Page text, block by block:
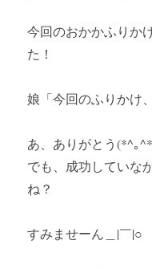
今回のおかかふりか
た！
娘「今回のふりかけ
あ、ありがとう(*^｡
でも、成功していな
ね？
すみませーん＿|￣|○